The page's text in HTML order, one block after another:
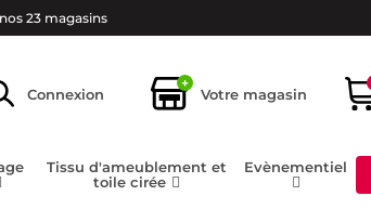
23 magasins
Connexion
+
Votre magasin
Tissu d'ameublement et
toile cirée
Evènementiel